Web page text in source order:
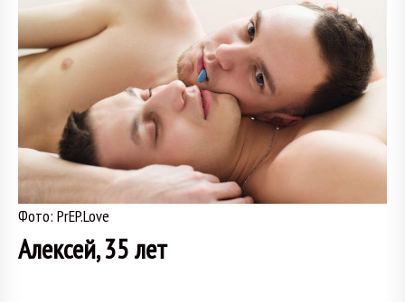
Фото: PrEP.Love
Алексей, 35 лет